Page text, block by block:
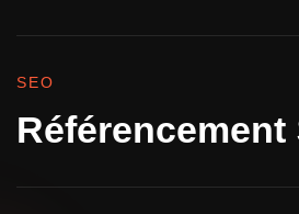
SEO
Référencement